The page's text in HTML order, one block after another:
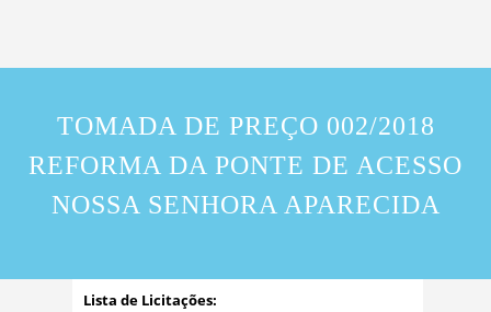
TOMADA DE PREÇO 002/2018
REFORMA DA PONTE DE ACESSO
NOSSA SENHORA APARECIDA
Lista de Licitações: